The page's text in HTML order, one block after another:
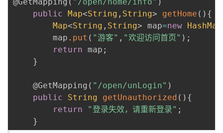
public
Map<String , String> getHome ( ) {
Map<String , String> map=new HashMap
        map
. put ( "游客" , "欢迎访问首页" ) ;
return map ;
}
@GetMapping ( "/open/unLogin" )
public
String getUnauthorized ( ) {
return
"登录失效，请重新登录" ;
}